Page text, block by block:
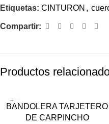
Etiquetas: CINTURON ,
Compartir:
Productos
BANDOLERA TARJETERO
DE CARPINCHO